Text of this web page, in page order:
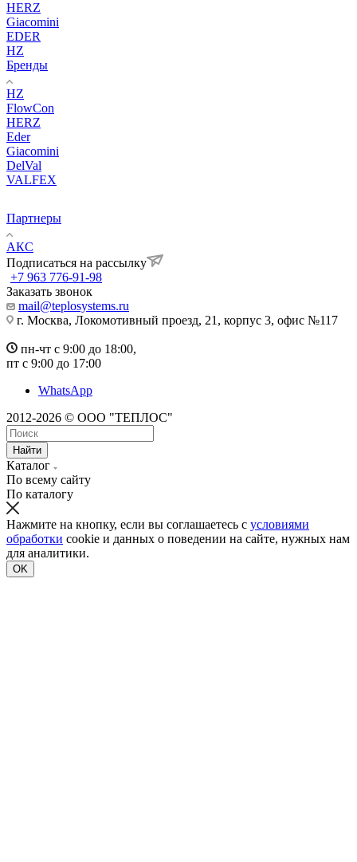
HERZ
Giacomini
EDER
HZ
Бренды
HZ
FlowCon
HERZ
Eder
Giacomini
DelVal
VALFEX
Партнеры
АКС
Подписаться на рассылку
+7 963 776-91-98
Заказать звонок
mail@teplosystems.ru
г. Москва, Локомотивный проезд, 21, корпус 3, офис №117
пн-чт с 9:00 до 18:00,
пт с 9:00 до 17:00
WhatsApp
2012-2026 © ООО "ТЕПЛОС"
Найти
Каталог
По всему сайту
По каталогу
Нажмите на кнопку, если вы соглашаетесь с условиями
обработки cookie и данных о поведении на сайте, нужных нам
для аналитики.
OK